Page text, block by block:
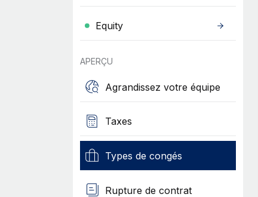
Equity
APERÇU
Agrandissez votre équipe
Taxes
Types de congés
Rupture de contrat